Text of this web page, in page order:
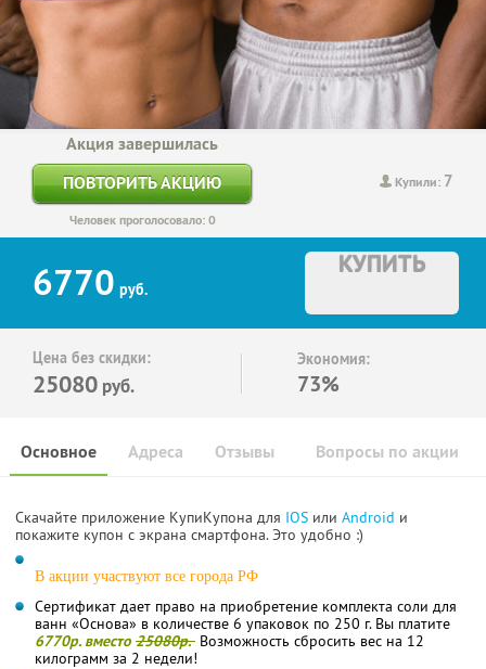
Купили: 7
Акция завершилась
ПОВТОРИТЬ АКЦИЮ
Человек проголосовало: 0
6770 руб.
КУПИТЬ
Цена без скидки:
25080 руб.
Экономия:
73%
Основное Отзывы Вопросы по акции
Адреса
Скачайте приложение КупиКупона для IOS или Android и
покажите купон с экрана смартфона. Это удобно :)
В акции участвуют все города РФ
Сертификат дает право на приобретение комплекта соли для
ванн «Основа» в количестве 6 упаковок по 250 г. Вы платите
6770р. вместо 25080р. Возможность сбросить вес на 12
килограмм за 2 недели!